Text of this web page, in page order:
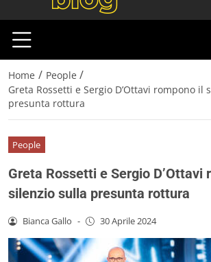
Home / People /
Greta Rossetti e Sergio D’Ottavi rompono il
presunta rottura
People
Greta Rossetti e Sergio D’Ottavi
silenzio sulla presunta rottura
Bianca Gallo - 30 Aprile 2024